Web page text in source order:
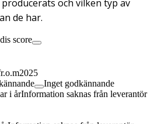
och vilken typ av
de har.
score
2025
Inget godkännande
i årInformation saknas från leverantör